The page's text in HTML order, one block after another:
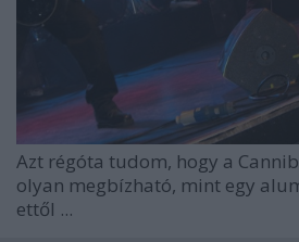
Azt régóta tudom, hogy a
olyan megbízható, mint egy
ettől ...